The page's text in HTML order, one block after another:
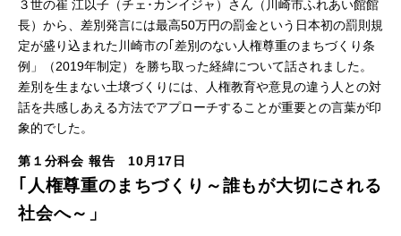
ー
ク
北
海
道
３世の崔 江以子（チェ･カンイジャ）さん（川崎市ふれあい館館
長）から、差別発言には最高50万円の罰金という日本初の罰則規
定が盛り込まれた川崎市の｢差別のない人権尊重のまちづくり条
例」（2019年制定）を勝ち取った経緯について話されました。
差別を生まない土壌づくりには、人権教育や意見の違う人との対
話を共感しあえる方法でアプローチすることが重要との言葉が印
象的でした。
第１分科会 報告 10月17日
｢人権尊重のまちづくり～誰もが大切にされる
社会へ～」